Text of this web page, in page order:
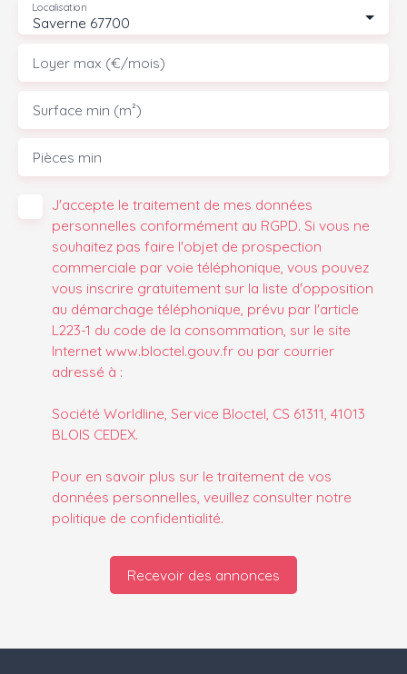
Saverne 67700
Localisation
Loyer max (€/mois)
Surface min (m²)
Pièces min
J'accepte le traitement de mes données
personnelles conformément au RGPD. Si vous ne
souhaitez pas faire l'objet de prospection
commerciale par voie téléphonique, vous pouvez
vous inscrire gratuitement sur la liste d'opposition
au démarchage téléphonique, prévu par l'article
L223-1 du code de la consommation, sur le site
Internet www.bloctel.gouv.fr ou par courrier
adressé à :
Société Worldline, Service Bloctel, CS 61311, 41013
BLOIS CEDEX.
Pour en savoir plus sur le traitement de vos
données personnelles, veuillez consulter notre
politique de confidentialité.
Recevoir des annonces